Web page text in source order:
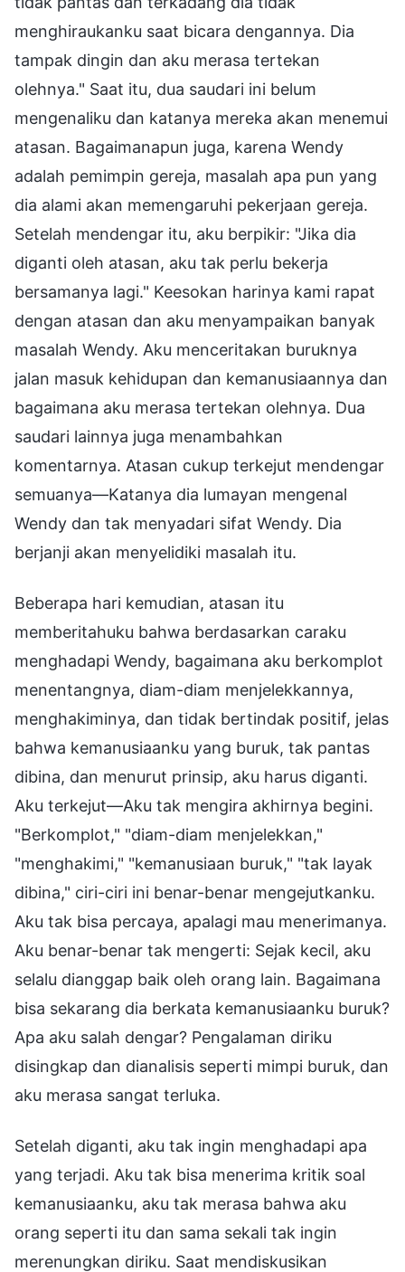
menghiraukanku saat bicara dengannya. Dia
tampak dingin dan aku merasa tertekan
olehnya." Saat itu, dua saudari ini belum
mengenaliku dan katanya mereka akan menemui
atasan. Bagaimanapun juga, karena Wendy
adalah pemimpin gereja, masalah apa pun yang
dia alami akan memengaruhi pekerjaan gereja.
Setelah mendengar itu, aku berpikir: "Jika dia
diganti oleh atasan, aku tak perlu bekerja
bersamanya lagi." Keesokan harinya kami rapat
dengan atasan dan aku menyampaikan banyak
masalah Wendy. Aku menceritakan buruknya
jalan masuk kehidupan dan kemanusiaannya dan
bagaimana aku merasa tertekan olehnya. Dua
saudari lainnya juga menambahkan
komentarnya. Atasan cukup terkejut mendengar
semuanya—Katanya dia lumayan mengenal
Wendy dan tak menyadari sifat Wendy. Dia
berjanji akan menyelidiki masalah itu.
Beberapa hari kemudian, atasan itu
memberitahuku bahwa berdasarkan caraku
menghadapi Wendy, bagaimana aku berkomplot
menentangnya, diam-diam menjelekkannya,
menghakiminya, dan tidak bertindak positif, jelas
bahwa kemanusiaanku yang buruk, tak pantas
dibina, dan menurut prinsip, aku harus diganti.
Aku terkejut—Aku tak mengira akhirnya begini.
"Berkomplot," "diam-diam menjelekkan,"
"menghakimi," "kemanusiaan buruk," "tak layak
dibina," ciri-ciri ini benar-benar mengejutkanku.
Aku tak bisa percaya, apalagi mau menerimanya.
Aku benar-benar tak mengerti: Sejak kecil, aku
selalu dianggap baik oleh orang lain. Bagaimana
bisa sekarang dia berkata kemanusiaanku buruk?
Apa aku salah dengar? Pengalaman diriku
disingkap dan dianalisis seperti mimpi buruk, dan
aku merasa sangat terluka.
Setelah diganti, aku tak ingin menghadapi apa
yang terjadi. Aku tak bisa menerima kritik soal
kemanusiaanku, aku tak merasa bahwa aku
orang seperti itu dan sama sekali tak ingin
merenungkan diriku. Saat mendiskusikan